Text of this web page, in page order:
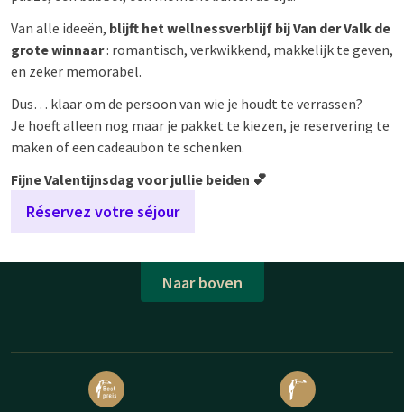
Van alle ideeën, blijft het wellnessverblijf bij Van der Valk de
grote winnaar: romantisch, verkwikkend, makkelijk te geven,
en zeker memorabel.
Dus… klaar om de persoon van wie je houdt te verrassen?
Je hoeft alleen nog maar je pakket te kiezen, je reservering te
maken of een cadeaubon te schenken.
Fijne Valentijnsdag voor jullie beiden 💕
Réservez votre séjour
Naar boven